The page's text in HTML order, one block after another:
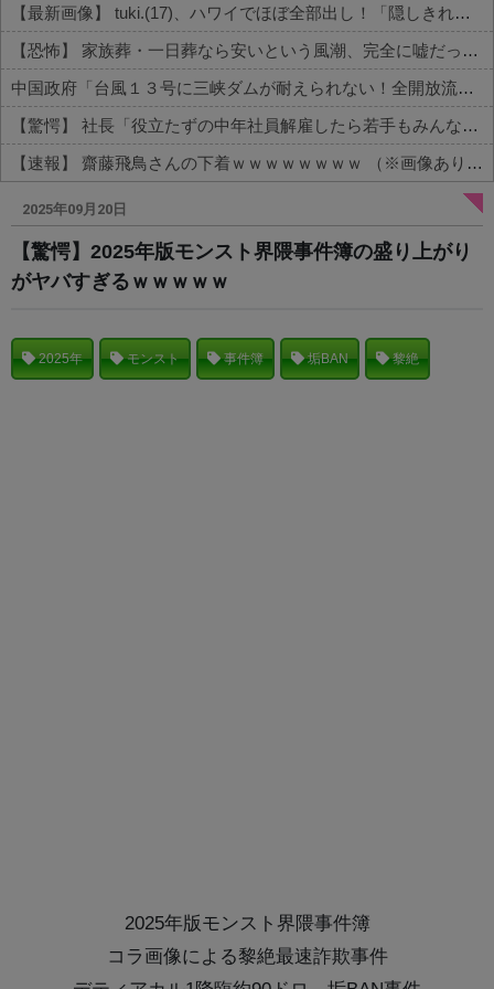
【最新画像】 tuki.(17)、ハワイでほぼ全部出し！「隠しきれない美貌」とSNSざわつく
【恐怖】 家族葬・一日葬なら安いという風潮、完全に嘘だった・・・・
中国政府「台風１３号に三峡ダムが耐えられない！全開放流しろ！」⇒ 下流域の街が壊滅状態ｗｗｗｗｗ
【驚愕】 社長「役立たずの中年社員解雇したら若手もみんな辞めてしまった…」
【速報】 齋藤飛鳥さんの下着ｗｗｗｗｗｗｗｗ （※画像あり）
Powered by livedoor 相互RSS
2025年09月20日
【驚愕】2025年版モンスト界隈事件簿の盛り上がり
がヤバすぎるｗｗｗｗｗ
2025年 モンスト 事件簿 垢BAN 黎絶
2025年版モンスト界隈事件簿
コラ画像による黎絶最速詐欺事件